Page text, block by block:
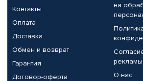
Контакты
Оплата
Доставка
Обмен и возврат
Гарантия
Договор-оферта
на
рекламы
О нас